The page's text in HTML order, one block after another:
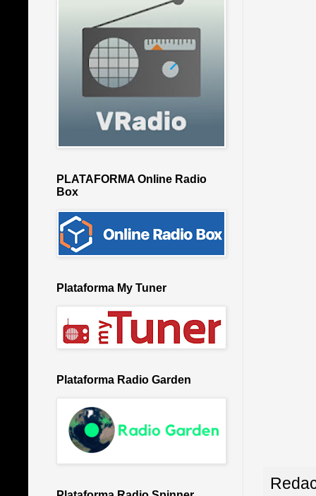
PLATAFORMA Online Radio
Box
Plataforma My Tuner
Plataforma Radio Garden